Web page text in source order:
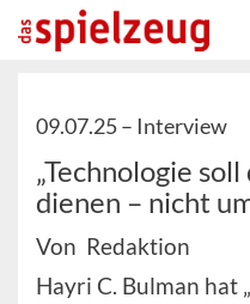
09.07.25 – Interview
„Technologie
dienen – nicht
Von Redaktion
Hayri C. Bulman hat